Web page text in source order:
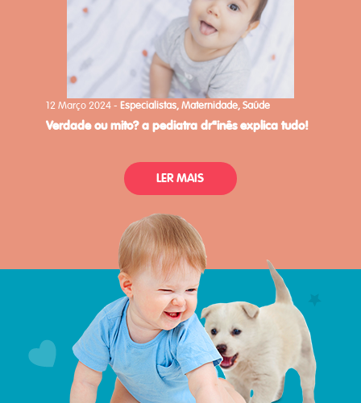
12 Março 2024 -Especialistas, Maternidade, Saúde
verdade ou mito? a pediatra drªinês explica tudo!
LER MAIS